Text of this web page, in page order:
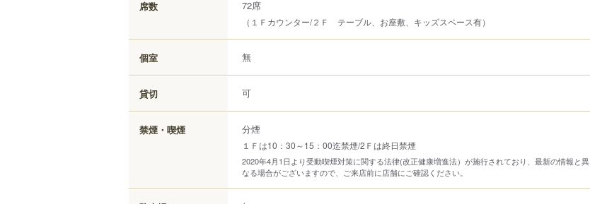
席数 72席
（１Ｆカウンター/２Ｆ テーブル、お座敷、キッズスペース有）
個室 無
貸切 可
禁煙・喫煙 分煙
１Ｆは10：30～15：00迄禁煙/2Ｆは終日禁煙
2020年4月1日より受動喫煙対策に関する法律(改正健康増進法）が施行されており、最新の情報と異
なる場合がございますので、ご来店前に店舗にご確認ください。